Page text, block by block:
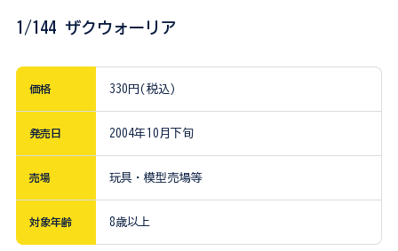
1/144 ザクウォーリア
価格 330円(税込)
発売日 2004年10月下旬
売場 玩具・模型売場等
対象年齢 8歳以上